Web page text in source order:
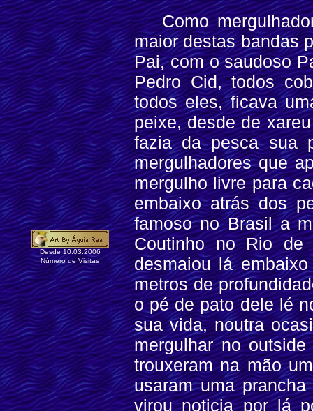
Desde 10.03.2006
Número de Visitas
Como
maior destas bandas
Pai, com o saudoso
Pedro Cid, todos
todos eles, ficava
peixe, desde de
fazia da pesca sua
mergulhadores que
mergulho livre para
embaixo atrás dos
famoso no Brasil a
Coutinho no Rio
desmaiou lá
metros de
o pé de pato dele lé
sua vida, noutra
mergulhar no
trouxeram na mão
usaram uma
virou noticia por lá